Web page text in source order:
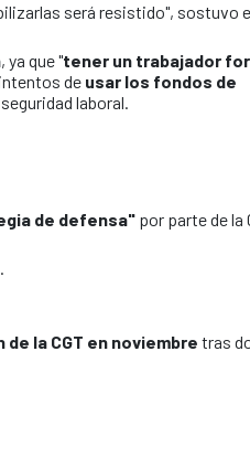
será resistido", sostuvo
, ya que "tener un trabajador
de usar los fondos de
laboral.
de defensa" por parte de la
la CGT en noviembre tras